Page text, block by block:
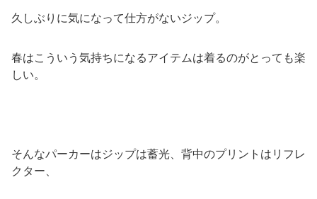
久しぶりに気になって仕方がないジップ。
春はこういう気持ちになるアイテムは着るのがとっても楽
しい。
そんなパーカーはジップは蓄光、背中のプリントはリフレ
クター、